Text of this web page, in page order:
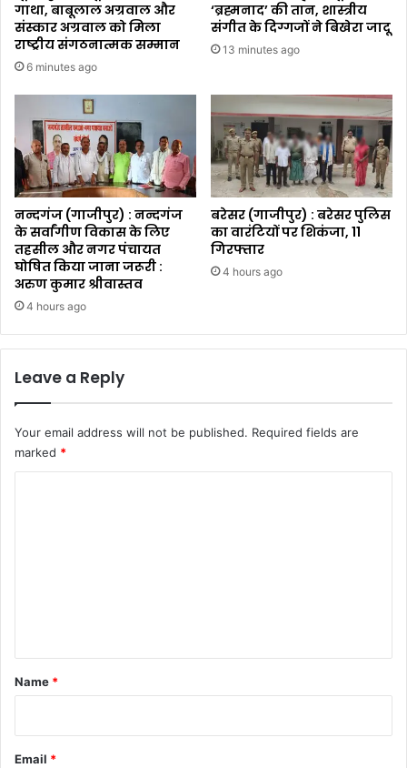
गाथा, बाबूलाल अग्रवाल और
संस्कार अग्रवाल को मिला
राष्ट्रीय संगठनात्मक सम्मान
6 minutes ago
‘ब्रह्मनाद’ की तान, शास्त्रीय
संगीत के दिग्गजों ने बिखेरा जादू
13 minutes ago
नन्दगंज (गाजीपुर) : नन्दगंज
के सर्वांगीण विकास के लिए
तहसील और नगर पंचायत
घोषित किया जाना जरूरी :
अरुण कुमार श्रीवास्तव
4 hours ago
बरेसर (गाजीपुर) : बरेसर पुलिस
का वारंटियों पर शिकंजा, 11
गिरफ्तार
4 hours ago
Leave a Reply
Your email address will not be published. Required fields are
marked *
*
Name *
Email *